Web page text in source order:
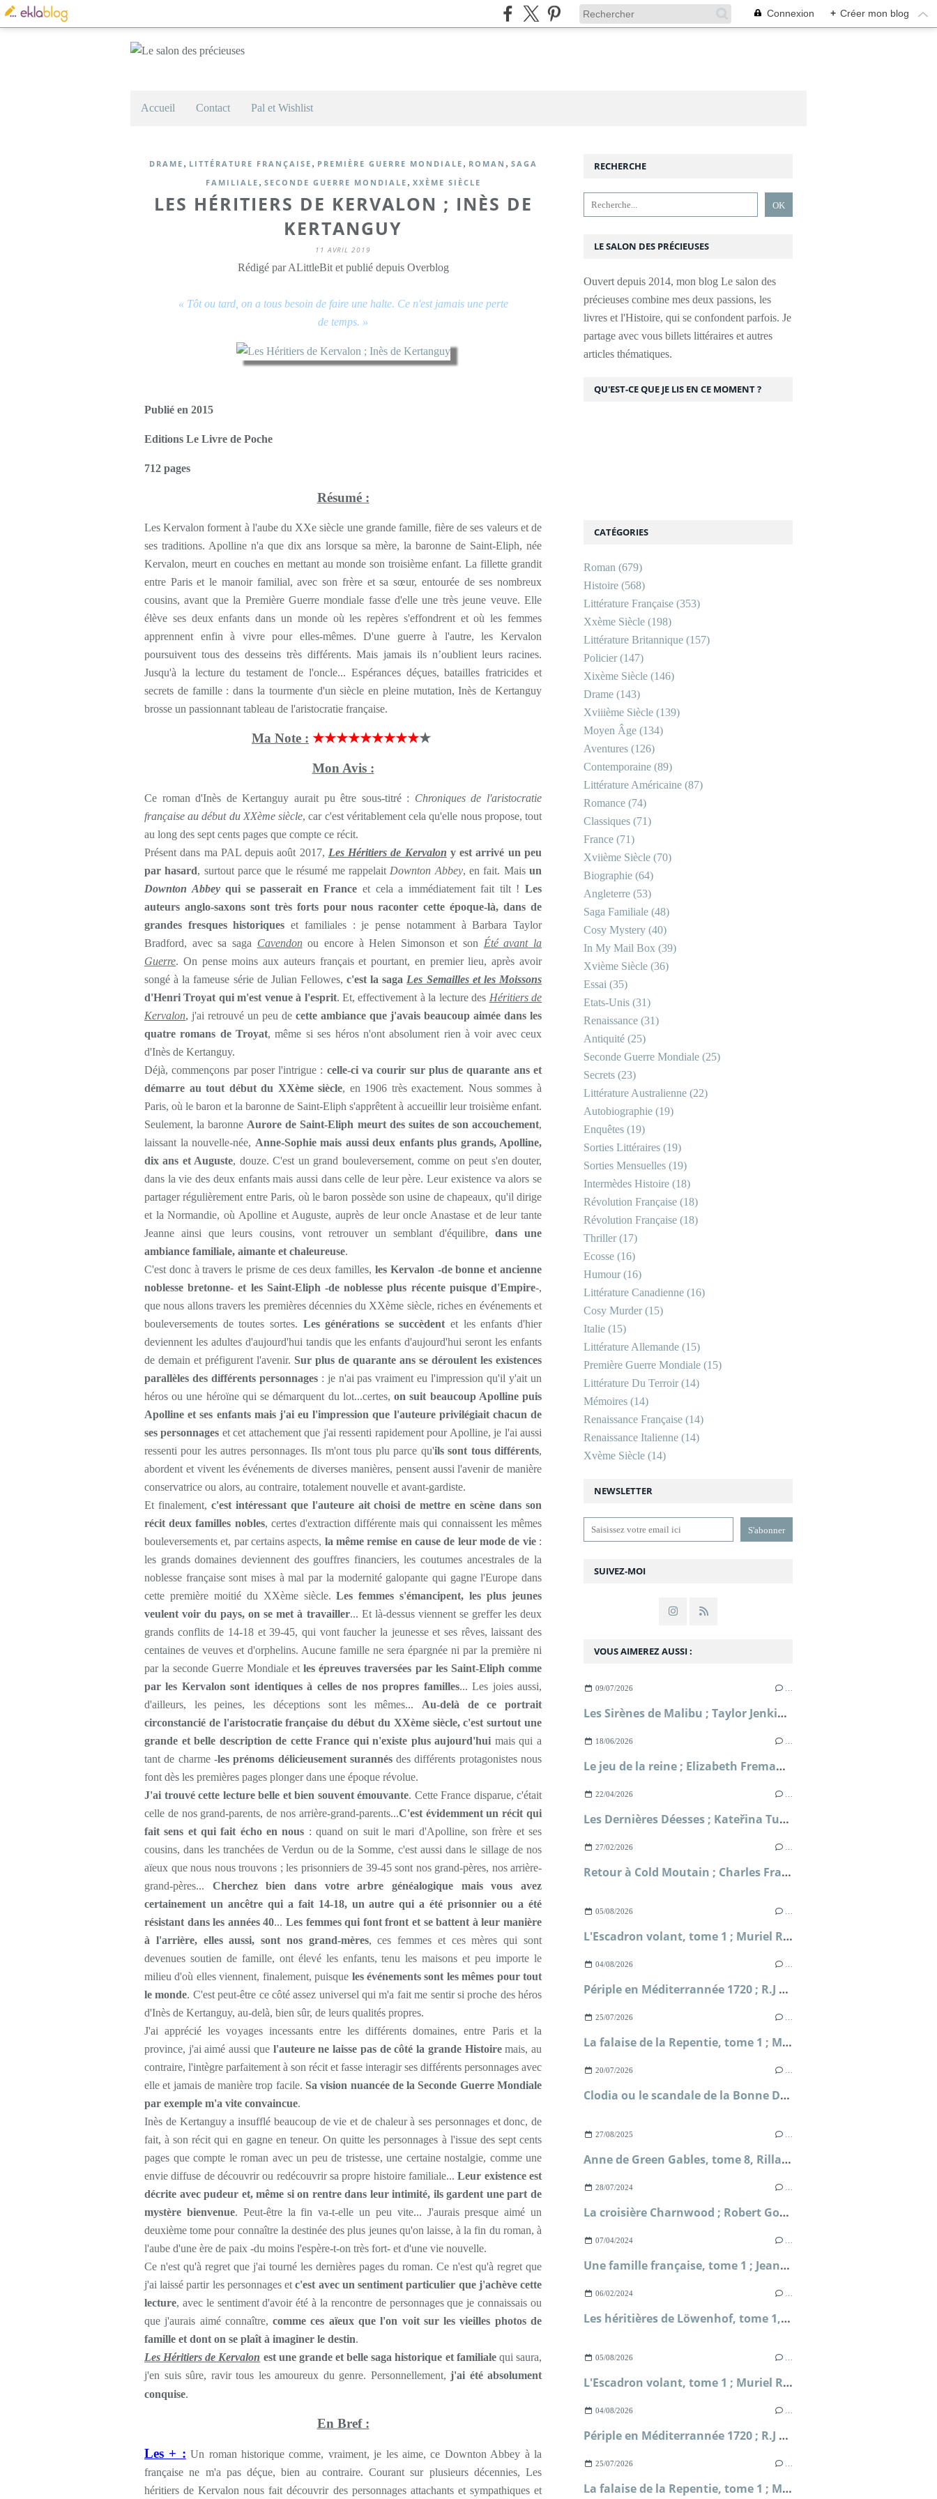
Connexion + Créer mon blog
Accueil Contact Pal et Wishlist
DRAME , LITTÉRATURE FRANÇAISE , PREMIÈRE GUERRE MONDIALE , ROMAN , SAGA
FAMILIALE , SECONDE GUERRE MONDIALE , XXÈME SIÈCLE
LES HÉRITIERS DE KERVALON ; INÈS DE
KERTANGUY
11 AVRIL 2019
Rédigé par ALittleBit et publié depuis Overblog
« Tôt ou tard, on a tous besoin de faire une halte. Ce n'est jamais une perte
de temps. »
Publié en 2015
Editions Le Livre de Poche
712 pages
Résumé :
Les Kervalon forment à l'aube du XXe siècle une grande famille, fière de ses valeurs et de
ses traditions. Apolline n'a que dix ans lorsque sa mère, la baronne de Saint-Eliph, née
Kervalon, meurt en couches en mettant au monde son troisième enfant. La fillette grandit
entre Paris et le manoir familial, avec son frère et sa sœur, entourée de ses nombreux
cousins, avant que la Première Guerre mondiale fasse d'elle une très jeune veuve. Elle
élève ses deux enfants dans un monde où les repères s'effondrent et où les femmes
apprennent enfin à vivre pour elles-mêmes. D'une guerre à l'autre, les Kervalon
poursuivent tous des desseins très différents. Mais jamais ils n’oublient leurs racines.
Jusqu'à la lecture du testament de l'oncle... Espérances déçues, batailles fratricides et
secrets de famille : dans la tourmente d'un siècle en pleine mutation, Inès de Kertanguy
brosse un passionnant tableau de l'aristocratie française.
Ma Note : ★★★★★★★★★★
Mon Avis :
Ce roman d'Inès de Kertanguy aurait pu être sous-titré : Chroniques de l'aristocratie
française au début du XXème siècle, car c'est véritablement cela qu'elle nous propose, tout
au long des sept cents pages que compte ce récit.
Présent dans ma PAL depuis août 2017, Les Héritiers de Kervalon y est arrivé un peu
par hasard, surtout parce que le résumé me rappelait Downton Abbey, en fait. Maisun
Downton Abbeyqui se passerait en France et cela a immédiatement fait tilt !Les
auteurs anglo-saxons sont très forts pour nous raconter cette époque-là, dans de
grandes fresques historiques et familiales : je pense notamment à Barbara Taylor
Bradford, avec sa saga Cavendonou encore à Helen Simonson et son Été avant la
Guerre. On pense moins aux auteurs français et pourtant, en premier lieu, après avoir
songé à la fameuse série de Julian Fellowes,c'est la saga Les Semailles et les Moissons
d'Henri Troyat qui m'est venue à l'esprit. Et, effectivement à la lecture des Héritiers de
Kervalon, j'ai retrouvé un peu de cette ambiance que j'avais beaucoup aimée dans les
quatre romans de Troyat, même si ses héros n'ont absolument rien à voir avec ceux
d'Inès de Kertanguy.
Déjà, commençons par poser l'intrigue : celle-ci va courir sur plus de quarante ans et
démarre au tout début du XXème siècle, en 1906 très exactement. Nous sommes à
Paris, où le baron et la baronne de Saint-Eliph s'apprêtent à accueillir leur troisième enfant.
Seulement, la baronne Aurore de Saint-Eliph meurt des suites de son accouchement,
laissant la nouvelle-née, Anne-Sophie mais aussi deux enfants plus grands, Apolline,
dix ans et Auguste, douze. C'est un grand bouleversement, comme on peut s'en douter,
dans la vie des deux enfants mais aussi dans celle de leur père. Leur existence va alors se
partager régulièrement entre Paris, où le baron possède son usine de chapeaux, qu'il dirige
et la Normandie, où Apolline et Auguste, auprès de leur oncle Anastase et de leur tante
Jeanne ainsi que leurs cousins, vont retrouver un semblant d'équilibre, dans une
ambiance familiale, aimante et chaleureuse.
C'est donc à travers le prisme de ces deux familles, les Kervalon -de bonne et ancienne
noblesse bretonne- et les Saint-Eliph -de noblesse plus récente puisque d'Empire-,
que nous allons travers les premières décennies du XXème siècle, riches en événements et
bouleversements de toutes sortes. Les générations se succèdent et les enfants d'hier
deviennent les adultes d'aujourd'hui tandis que les enfants d'aujourd'hui seront les enfants
de demain et préfigurent l'avenir. Sur plus de quarante ans se déroulent les existences
parallèles des différents personnages: je n'ai pas vraiment eu l'impression qu'il y'ait un
héros ou une héroïne qui se démarquent du lot...certes,on suit beaucoup Apolline puis
Apolline et ses enfants mais j'ai eu l'impression que l'auteure privilégiait chacun de
ses personnages et cet attachement que j'ai ressenti rapidement pour Apolline, je l'ai aussi
ressenti pour les autres personnages. Ils m'ont tous plu parce qu'ils sont tous différents,
abordent et vivent les événements de diverses manières, pensent aussi l'avenir de manière
conservatrice ou alors, au contraire, totalement nouvelle et avant-gardiste.
Et finalement, c'est intéressant que l'auteure ait choisi de mettre en scène dans son
récit deux familles nobles, certes d'extraction différente mais qui connaissent les mêmes
bouleversements et, par certains aspects, la même remise en cause de leur mode de vie:
les grands domaines deviennent des gouffres financiers, les coutumes ancestrales de la
noblesse française sont mises à mal par la modernité galopante qui gagne l'Europe dans
cette première moitié du XXème siècle.Les femmes s'émancipent, les plus jeunes
veulent voir du pays, on se met à travailler... Et là-dessus viennent se greffer les deux
grands conflits de 14-18 et 39-45, qui vont faucher la jeunesse et ses rêves, laissant des
centaines de veuves et d'orphelins. Aucune famille ne sera épargnée ni par la première ni
par la seconde Guerre Mondiale et les épreuves traversées par les Saint-Eliph comme
par les Kervalon sont identiques à celles de nos propres familles... Les joies aussi,
d'ailleurs, les peines, les déceptions sont les mêmes... Au-delà de ce portrait
circonstancié de l'aristocratie française du début du XXème siècle, c'est surtout une
grande et belle description de cette France qui n'existe plus aujourd'hui mais qui a
tant de charme -les prénoms délicieusement surannésdes différents protagonistes nous
font dès les premières pages plonger dans une époque révolue.
J'ai trouvé cette lecture belle et bien souvent émouvante. Cette France disparue, c'était
celle de nos grand-parents, de nos arrière-grand-parents...C'est évidemment un récit qui
fait sens et qui fait écho en nous : quand on suit le mari d'Apolline, son frère et ses
cousins, dans les tranchées de Verdun ou de la Somme, c'est aussi dans le sillage de nos
aïeux que nous nous trouvons ; les prisonniers de 39-45 sont nos grand-pères, nos arrière-
grand-pères... Cherchez bien dans votre arbre généalogique mais vous avez
certainement un ancêtre qui a fait 14-18, un autre qui a été prisonnier ou a été
résistant dans les années 40...Les femmes qui font front et se battent à leur manière
à l'arrière, elles aussi, sont nos grand-mères, ces femmes et ces mères qui sont
devenues soutien de famille, ont élevé les enfants, tenu les maisons et peu importe le
milieu d'où elles viennent, finalement, puisque les événements sont les mêmes pour tout
le monde. C'est peut-être ce côté assez universel qui m'a fait me sentir si proche des héros
d'Inès de Kertanguy, au-delà, bien sûr, de leurs qualités propres.
J'ai apprécié les voyages incessants entre les différents domaines, entre Paris et la
province, j'ai aimé aussi que l'auteure ne laisse pas de côté la grande Histoiremais, au
contraire, l'intègre parfaitement à son récit et fasse interagir ses différents personnages avec
elle et jamais de manière trop facile. Sa vision nuancée de la Seconde Guerre Mondiale
par exemple m'a vite convaincue.
Inès de Kertanguy a insufflé beaucoup de vie et de chaleur à ses personnages et donc, de
fait, à son récit qui en gagne en teneur. On quitte les personnages à l'issue des sept cents
pages que compte le roman avec un peu de tristesse, une certaine nostalgie, comme une
envie diffuse de découvrir ou redécouvrir sa propre histoire familiale...Leur existence est
décrite avec pudeur et, même si on rentre dans leur intimité, ils gardent une part de
mystère bienvenue. Peut-être la fin va-t-elle un peu vite... J'aurais presque aimé un
deuxième tome pour connaître la destinée des plus jeunes qu'on laisse, à la fin du roman, à
l'aube d'une ère de paix -du moins l'espère-t-on très fort- et d'une vie nouvelle.
Ce n'est qu'à regret que j'ai tourné les dernières pages du roman. Ce n'est qu'à regret que
j'ai laissé partir les personnages etc'est avec un sentiment particulier que j'achève cette
lecture, avec le sentiment d'avoir été à la rencontre de personnages que je connaissais ou
que j'aurais aimé connaître,comme ces aïeux que l'on voit sur les vieilles photos de
famille et dont on se plaît à imaginer le destin.
Les Héritiers de Kervalon est une grande et belle saga historique et familialequi saura,
j'en suis sûre, ravir tous les amoureux du genre. Personnellement, j'ai été absolument
conquise.
En Bref :
Les + : Un roman historique comme, vraiment, je les aime, ce Downton Abbey à la
française ne m'a pas déçue, bien au contraire. Courant sur plusieurs décennies, Les
héritiers de Kervalon nous fait découvrir des personnages attachants et sympathiques et
NEWSLETTER
SUIVEZ-MOI
RECHERCHE
LE SALON DES PRÉCIEUSES
Ouvert depuis 2014, mon blog Le salon des
précieuses combine mes deux passions, les
livres et l'Histoire, qui se confondent parfois. Je
partage avec vous billets littéraires et autres
articles thématiques.
VOUS AIMEREZ AUSSI :
09/07/2026
Les Sirènes de Malibu ; Taylor Jenkins Reid
18/06/2026
Le jeu de la reine ; Elizabeth Fremantle
22/04/2026
Les Dernières Déesses ; Kateřina Tučková
27/02/2026
Retour à Cold Moutain ; Charles Frazier
05/08/2026
L'Escadron volant, tome 1 ; Muriel Romana
04/08/2026
Périple en Méditerrannée 1720 ; R.J Masselauze
25/07/2026
La falaise de la Repentie, tome 1 ; Marie-Béatrice Gauvin
20/07/2026
Clodia ou le scandale de la Bonne Déesse ; Sophie Malick-Prunier
27/08/2025
Anne de Green Gables, tome 8, Rilla, ma Rilla ; Lucy Maud Montgomery
28/07/2024
La croisière Charnwood ; Robert Goddard
07/04/2024
Une famille française, tome 1 ; Jean-Paul Malaval
06/02/2024
Les héritières de Löwenhof, tome 1, Le choix d'Agneta ; Corina Bomann
05/08/2026
L'Escadron volant, tome 1 ; Muriel Romana
04/08/2026
Périple en Méditerrannée 1720 ; R.J Masselauze
25/07/2026
La falaise de la Repentie, tome 1 ; Marie-Béatrice Gauvin
CATÉGORIES
Roman (679)
Histoire (568)
Littérature Française (353)
Xxème Siècle (198)
Littérature Britannique (157)
Policier(147)
Xixème Siècle (146)
Drame (143)
Xviiième Siècle (139)
Moyen Âge (134)
Aventures (126)
Contemporaine (89)
Littérature Américaine (87)
Romance (74)
Classiques (71)
France (71)
Xviième Siècle (70)
Biographie (64)
Angleterre (53)
Saga Familiale (48)
Cosy Mystery (40)
In My Mail Box (39)
Xvième Siècle (36)
Essai (35)
Etats-Unis (31)
Renaissance (31)
Antiquité (25)
Seconde Guerre Mondiale (25)
Secrets (23)
Littérature Australienne (22)
Autobiographie (19)
Enquêtes (19)
Sorties Littéraires (19)
Sorties Mensuelles (19)
Intermèdes Histoire (18)
Révolution Française (18)
Révolution Française (18)
Thriller(17)
Ecosse (16)
Humour(16)
Littérature Canadienne (16)
Cosy Murder(15)
Italie (15)
Littérature Allemande (15)
Première Guerre Mondiale (15)
Littérature Du Terroir(14)
Mémoires (14)
Renaissance Française (14)
Renaissance Italienne (14)
Xvème Siècle (14)
QU'EST-CE QUE JE LIS EN CE MOMENT ?